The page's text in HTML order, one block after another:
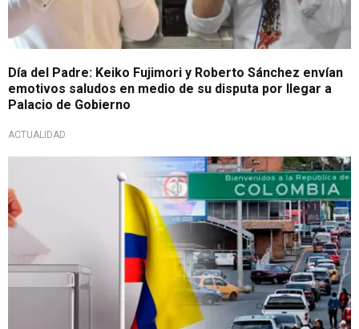
Día del Padre: Keiko Fujimori y Roberto Sánchez envían
emotivos saludos en medio de su disputa por llegar a
Palacio de Gobierno
ACTUALIDAD